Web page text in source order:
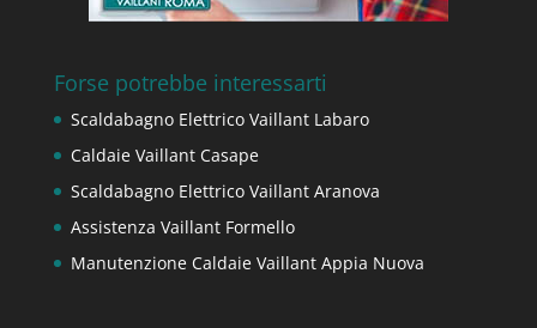
Forse potrebbe interessarti
Scaldabagno Elettrico Vaillant Labaro
Caldaie Vaillant Casape
Scaldabagno Elettrico Vaillant Aranova
Assistenza Vaillant Formello
Manutenzione Caldaie Vaillant Appia Nuova